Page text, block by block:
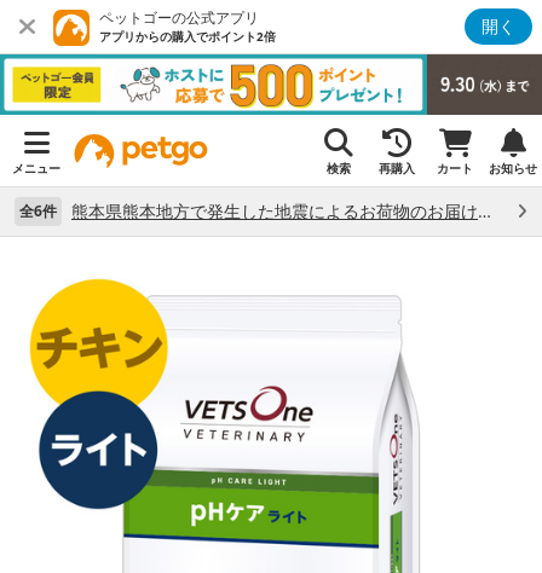
ペットゴーの公式アプリ
アプリからの購入でポイント2倍 開く
メニュー 検索 再購入 カート お知らせ
全6件 熊本県熊本地方で発生した地震によるお荷物のお届け状況について （7/28）